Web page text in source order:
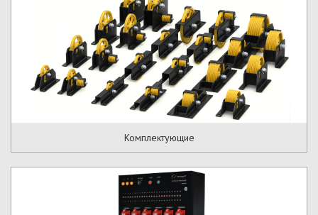
Комплектующие